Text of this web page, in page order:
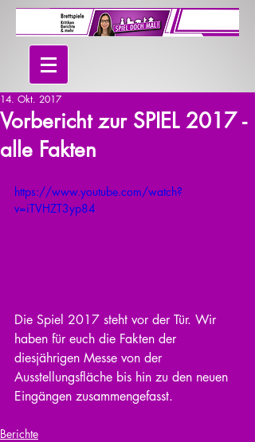
Vorbericht zur SPIEL 2017 -
alle Fakten
14. Okt. 2017
https://www.youtube.com/watch?
v=iTVHZT3yp84
Die Spiel 2017 steht vor der Tür. Wir
haben für euch die Fakten der
diesjährigen Messe von der
Ausstellungsfläche bis hin zu den neuen
Eingängen zusammengefasst.
Berichte